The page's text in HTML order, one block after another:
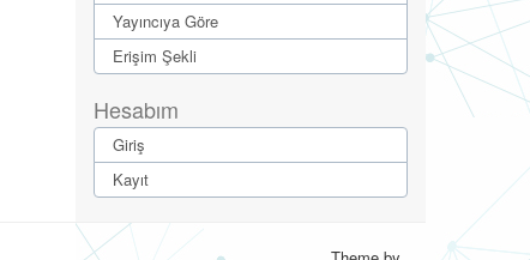
Yayıncıya Göre
Erişim Şekli
Hesabım
Giriş
Kayıt